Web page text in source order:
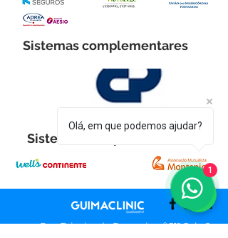
Sistemas complementares
Sistemas complementares
Rua Teixeira de Pascoais, nº 211 Sala 9
Olá, em que podemos ajudar?
1